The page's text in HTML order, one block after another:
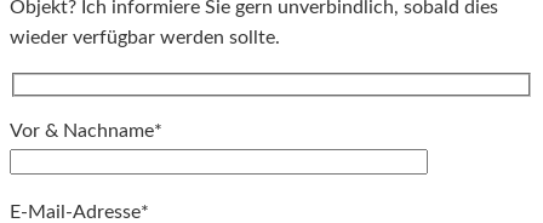
Objekt? Ich informiere Sie gern unverbindlich, sobald dies
wieder verfügbar werden sollte.
Vor & Nachname*
E-Mail-Adresse*